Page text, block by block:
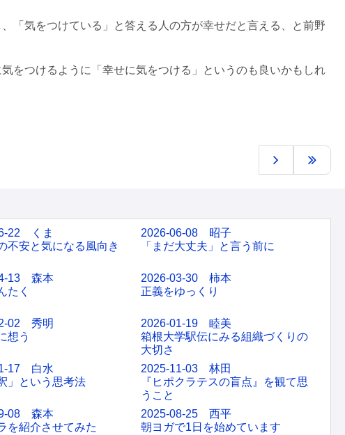
「気をつけている」と答える人の方が幸せだと言える、と前野
をつけるように「幸せに気をつける」というのも良いかもしれ
22 くま
不安と気になる風向き
2026-06-08 昭子
「まだ大丈夫」と言う前に
13 森本
たく
2026-03-30 柿本
正義をゆっくり
02 秀明
想う
2026-01-19 睦美
箱根大学駅伝にみる組織づくりの
大切さ
17 白水
」という思考法
2025-11-03 林田
『ヒポクラテスの盲点』を観て思
うこと
08 森本
を紹介させてみた
2025-08-25 西平
朝ヨガで1日を始めています